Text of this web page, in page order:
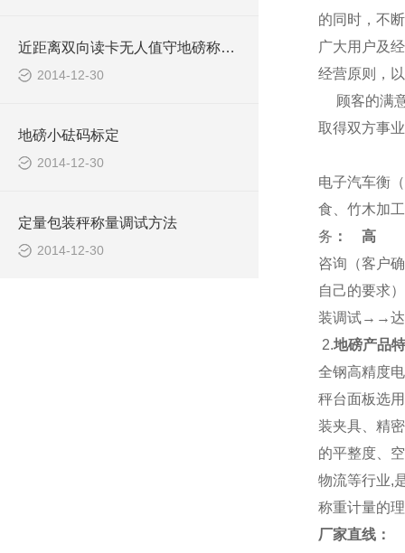
近距离双向读卡无人值守地磅称重系统报价清单
2014-12-30
地磅小砝码标定
2014-12-30
定量包装秤称量调试方法
2014-12-30
的同时，不
广大用户及
经营原则，
顾客的满
取得双方事
电子汽车衡
食、竹木加
务 ：
高
咨询（客户
自己的要求
装调试→→达
2.地磅产品
全钢高精度
秤台面板选
装夹具、精
的平整度、
物流等行业,
称重计量的
厂家直线：